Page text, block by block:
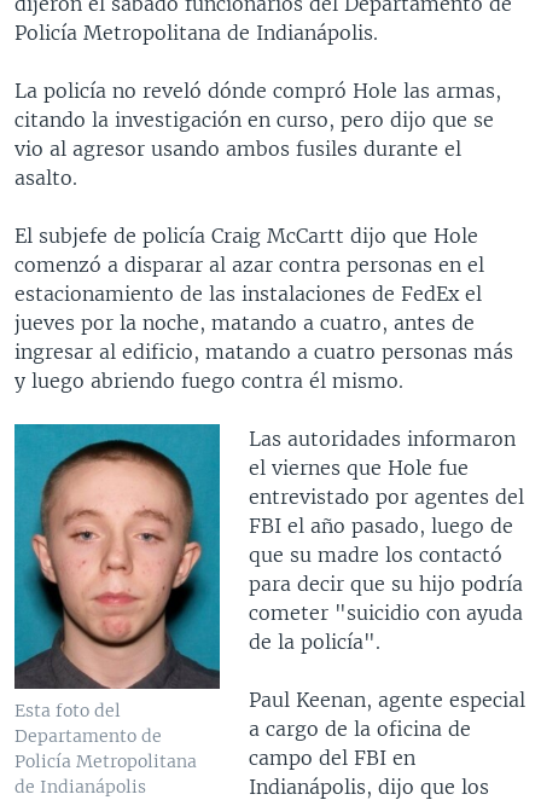
Policía Metropolitana de Indianápolis.
La policía no reveló dónde compró Hole las armas,
citando la investigación en curso, pero dijo que se
vio al agresor usando ambos fusiles durante el
asalto.
El subjefe de policía Craig McCartt dijo que Hole
comenzó a disparar al azar contra personas en el
estacionamiento de las instalaciones de FedEx el
jueves por la noche, matando a cuatro, antes de
ingresar al edificio, matando a cuatro personas más
y luego abriendo fuego contra él mismo.
Esta foto del
Departamento de
Policía Metropolitana
de Indianápolis
Las autoridades informaron
el viernes que Hole fue
entrevistado por agentes del
FBI el año pasado, luego de
que su madre los contactó
para decir que su hijo podría
cometer "suicidio con ayuda
de la policía".
Paul Keenan, agente especial
a cargo de la oficina de
campo del FBI en
Indianápolis, dijo que los